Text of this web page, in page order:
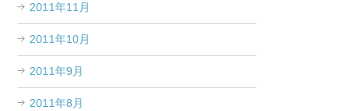
2011年11月
2011年10月
2011年9月
2011年8月